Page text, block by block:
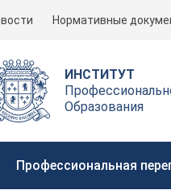
Нормативные
ИНСТИТУТ
Образования
Профессиональная